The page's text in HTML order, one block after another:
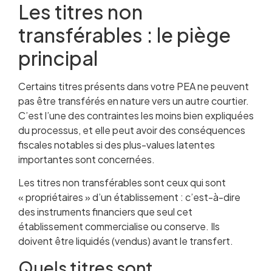
Les titres non
transférables : le piège
principal
Certains titres présents dans votre PEA ne peuvent
pas être transférés en nature vers un autre courtier.
C’est l’une des contraintes les moins bien expliquées
du processus, et elle peut avoir des conséquences
fiscales notables si des plus-values latentes
importantes sont concernées.
Les titres non transférables sont ceux qui sont
« propriétaires » d’un établissement : c’est-à-dire
des instruments financiers que seul cet
établissement commercialise ou conserve. Ils
doivent être liquidés (vendus) avant le transfert.